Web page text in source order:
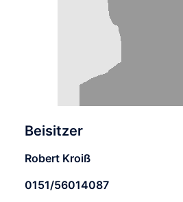
Beisitzer
Robert Kroiß
0151/56014087